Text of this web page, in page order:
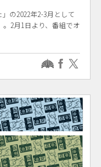
の2022年2-3月として
2月1日より、番組でオ